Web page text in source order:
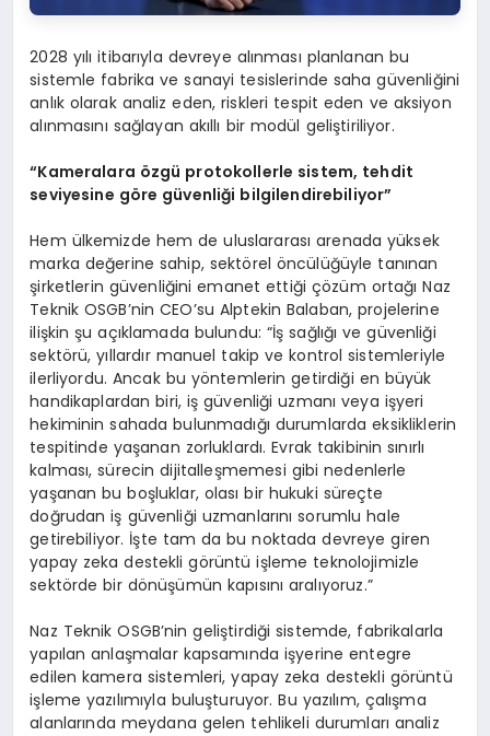
2028 yılı itibarıyla devreye alınması planlanan bu
sistemle fabrika ve sanayi tesislerinde saha güvenliğini
anlık olarak analiz eden, riskleri tespit eden ve aksiyon
alınmasını sağlayan akıllı bir modül geliştiriliyor.
“Kameralara özgü protokollerle sistem, tehdit
seviyesine göre güvenliği bilgilendirebiliyor”
Hem ülkemizde hem de uluslararası arenada yüksek
marka değerine sahip, sektörel öncülüğüyle tanınan
şirketlerin güvenliğini emanet ettiği çözüm ortağı Naz
Teknik OSGB’nin CEO’su Alptekin Balaban, projelerine
ilişkin şu açıklamada bulundu: “İş sağlığı ve güvenliği
sektörü, yıllardır manuel takip ve kontrol sistemleriyle
ilerliyordu. Ancak bu yöntemlerin getirdiği en büyük
handikaplardan biri, iş güvenliği uzmanı veya işyeri
hekiminin sahada bulunmadığı durumlarda eksikliklerin
tespitinde yaşanan zorluklardı. Evrak takibinin sınırlı
kalması, sürecin dijitalleşmemesi gibi nedenlerle
yaşanan bu boşluklar, olası bir hukuki süreçte
doğrudan iş güvenliği uzmanlarını sorumlu hale
getirebiliyor. İşte tam da bu noktada devreye giren
yapay zeka destekli görüntü işleme teknolojimizle
sektörde bir dönüşümün kapısını aralıyoruz.”
Naz Teknik OSGB’nin geliştirdiği sistemde, fabrikalarla
yapılan anlaşmalar kapsamında işyerine entegre
edilen kamera sistemleri, yapay zeka destekli görüntü
işleme yazılımıyla buluşturuyor. Bu yazılım, çalışma
alanlarında meydana gelen tehlikeli durumları analiz